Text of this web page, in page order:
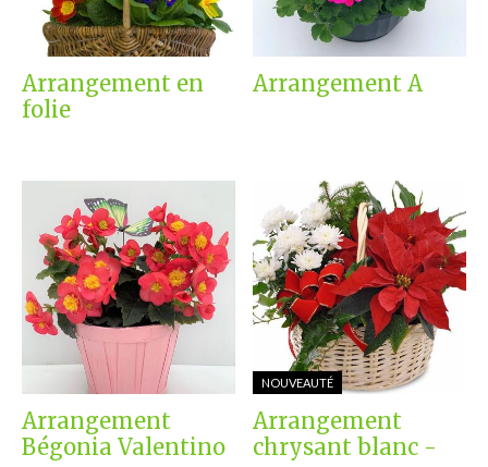
Arrangement en
folie
Arrangement A
Arrangement
Bégonia Valentino
NOUVEAUTÉ
Arrangement
chrysant blanc -